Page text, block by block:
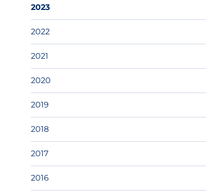
2023
2022
2021
2020
2019
2018
2017
2016